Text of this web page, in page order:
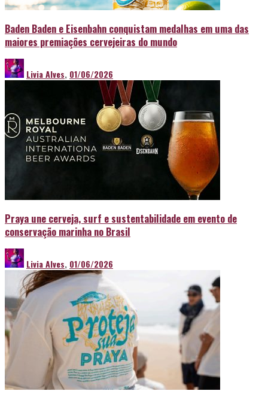
Baden Baden e Eisenbahn conquistam medalhas em uma das
maiores premiações cervejeiras do mundo
Livia Alves, 01/06/2026
Praya une cerveja, surf e sustentabilidade em evento de
conservação marinha no Brasil
Livia Alves, 01/06/2026